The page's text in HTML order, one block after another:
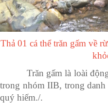
Thả 01 cá thể trăn gấm về
Trăn gấm là loài động
trong nhóm IIB, trong
quý hiếm./.